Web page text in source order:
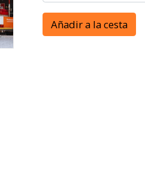
Añadir a la cesta